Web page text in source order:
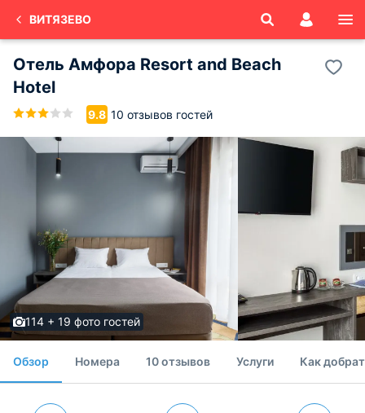
ВИТЯЗЕВО
Отель Амфора Resort and Beach
Hotel
9.8 10 отзывов гостей
114 + 19 фото гостей
Обзор Номера 10 отзывов Услуги Как